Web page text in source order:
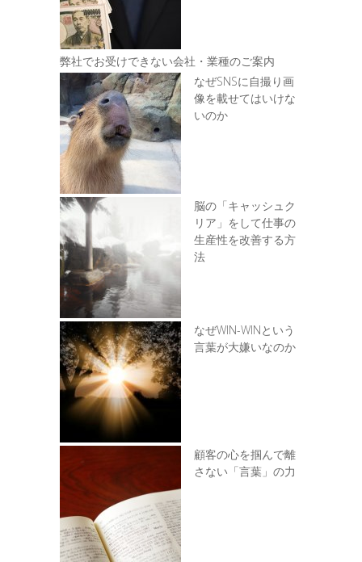
弊社でお受けできない会社・業種のご案内
なぜSNSに自撮り画
像を載せてはいけな
いのか
脳の「キャッシュク
リア」をして仕事の
生産性を改善する方
法
なぜWIN-WINという
言葉が大嫌いなのか
顧客の心を掴んで離
さない「言葉」の力